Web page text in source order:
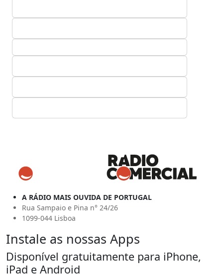
A RÁDIO MAIS OUVIDA DE PORTUGAL
Rua Sampaio e Pina n° 24/26
1099-044 Lisboa
Instale as nossas Apps
Disponível gratuitamente para iPhone,
iPad e Android